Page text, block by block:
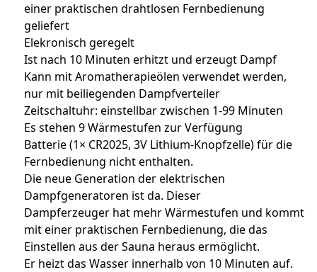
einer praktischen drahtlosen Fernbedienung
geliefert
Elekronisch geregelt
Ist nach 10 Minuten erhitzt und erzeugt Dampf
Kann mit Aromatherapieölen verwendet werden,
nur mit beiliegenden Dampfverteiler
Zeitschaltuhr: einstellbar zwischen 1-99 Minuten
Es stehen 9 Wärmestufen zur Verfügung
Batterie (1× CR2025, 3V Lithium-Knopfzelle) für die
Fernbedienung nicht enthalten.
Die neue Generation der elektrischen
Dampfgeneratoren ist da. Dieser
Dampferzeuger hat mehr Wärmestufen und kommt
mit einer praktischen Fernbedienung, die das
Einstellen aus der Sauna heraus ermöglicht.
Er heizt das Wasser innerhalb von 10 Minuten auf.